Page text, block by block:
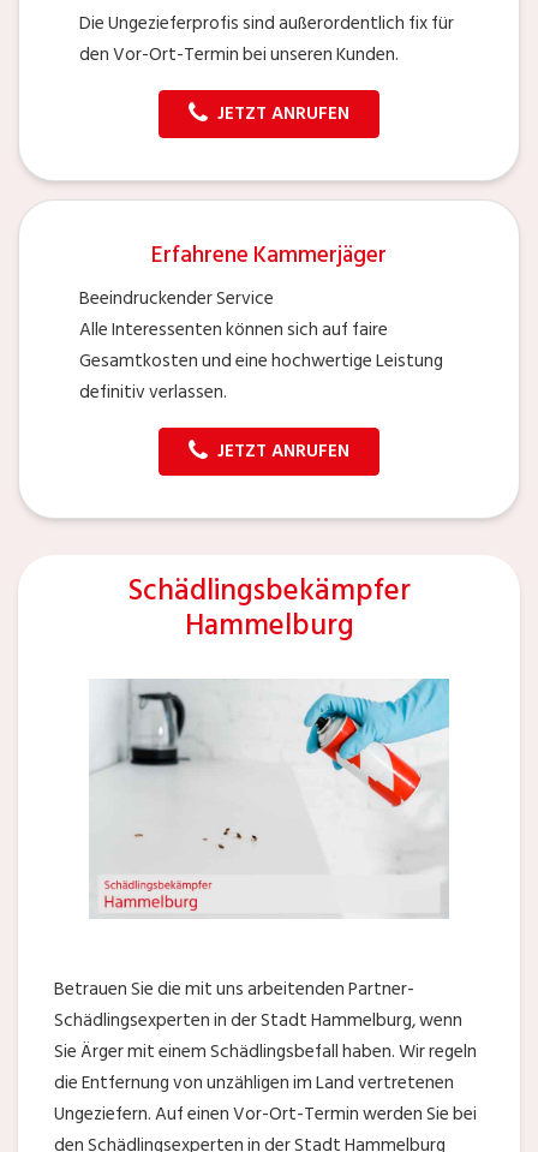
Die Ungezieferprofis sind außerordentlich fix für
den Vor-Ort-Termin bei unseren Kunden.
JETZT ANRUFEN
Erfahrene Kammerjäger
Beeindruckender Service
Alle Interessenten können sich auf faire
Gesamtkosten und eine hochwertige Leistung
definitiv verlassen.
JETZT ANRUFEN
Schädlingsbekämpfer
Hammelburg
Betrauen Sie die mit uns arbeitenden Partner-
Schädlingsexperten in der Stadt Hammelburg, wenn
Sie Ärger mit einem Schädlingsbefall haben. Wir regeln
die Entfernung von unzähligen im Land vertretenen
Ungeziefern. Auf einen Vor-Ort-Termin werden Sie bei
den Schädlingsexperten in der Stadt Hammelburg